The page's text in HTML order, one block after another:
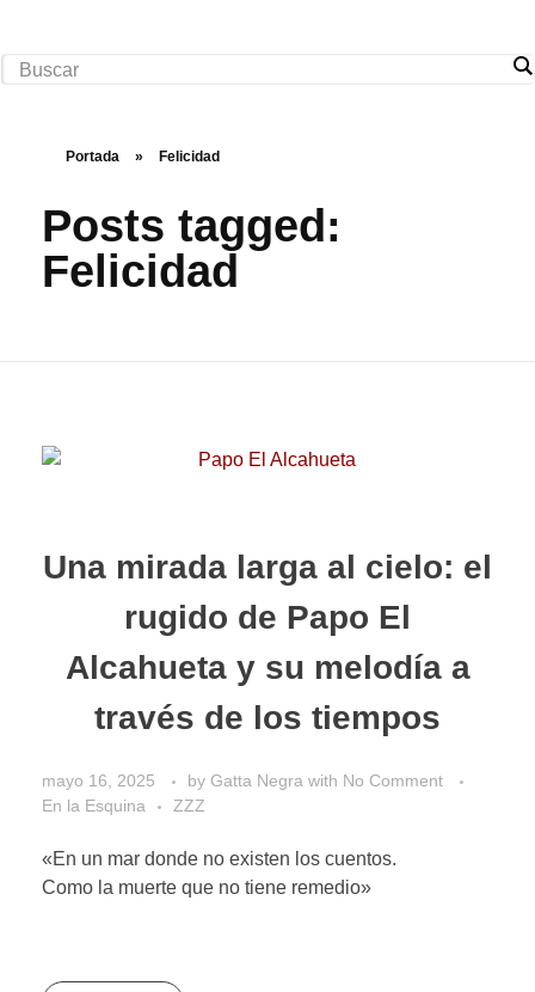
Portada » Felicidad
Posts tagged:
Felicidad
Una mirada larga al cielo: el
rugido de Papo El
Alcahueta y su melodía a
través de los tiempos
mayo 16, 2025 by Gatta Negra with No Comment
En la Esquina
ZZZ
«En un mar donde no existen los cuentos.
Como la muerte que no tiene remedio»